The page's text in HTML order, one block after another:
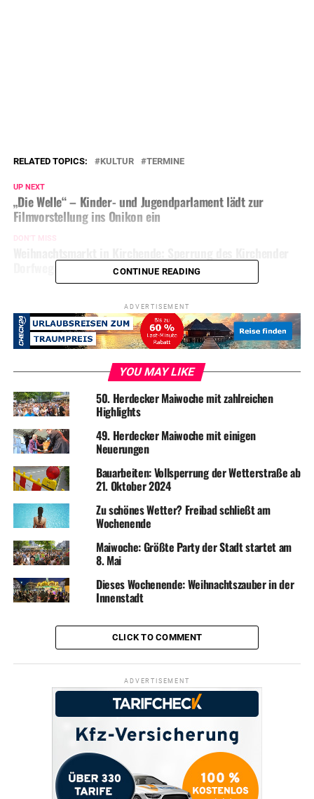
RELATED TOPICS: KULTUR TERMINE
UP NEXT
„Die Welle“ – Kinder- und Jugendparlament lädt zur
Filmvorstellung ins Onikon ein
DON'T MISS
Dorfweges
CONTINUE READING
ADVERTISEMENT
YOU MAY LIKE
50. Herdecker Maiwoche mit zahlreichen
Highlights
49. Herdecker Maiwoche mit einigen
Neuerungen
Bauarbeiten: Vollsperrung der Wetterstraße ab
21. Oktober 2024
Zu schönes Wetter? Freibad schließt am
Wochenende
Maiwoche: Größte Party der Stadt startet am
8. Mai
Dieses Wochenende: Weihnachtszauber in der
Innenstadt
CLICK TO COMMENT
ADVERTISEMENT